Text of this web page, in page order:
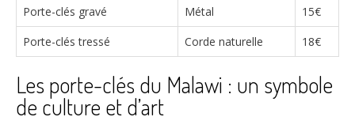
Porte-clés gravé
Métal
15€
Porte-clés tressé
Corde naturelle 18€
Les porte-clés du Malawi : un symbole
de culture et d’art